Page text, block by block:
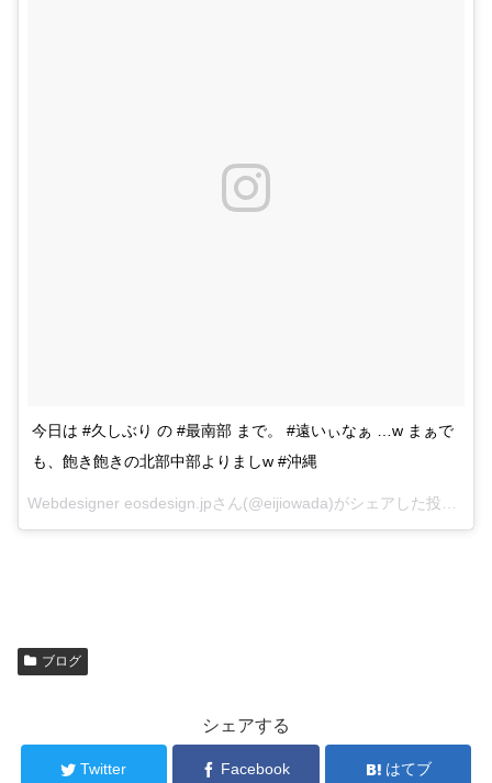
今日は #久しぶり の #最南部 まで。 #遠いぃなぁ …w まぁで
も、飽き飽きの北部中部よりましw #沖縄
Webdesigner eosdesign.jpさん(@eijiowada)がシェアした投稿 –
ブログ
シェアする
Twitter Facebook はてブ